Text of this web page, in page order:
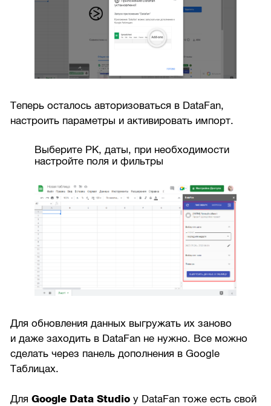
Теперь осталось авторизоваться в DataFan,
настроить параметры и активировать импорт.
Выберите РК, даты, при необходимости
настройте поля и фильтры
Для обновления данных выгружать их заново
и даже заходить в DataFan не нужно. Все можно
сделать через панель дополнения в Google
Таблицах.
ДляGoogle Data Studio у DataFan тоже есть свой